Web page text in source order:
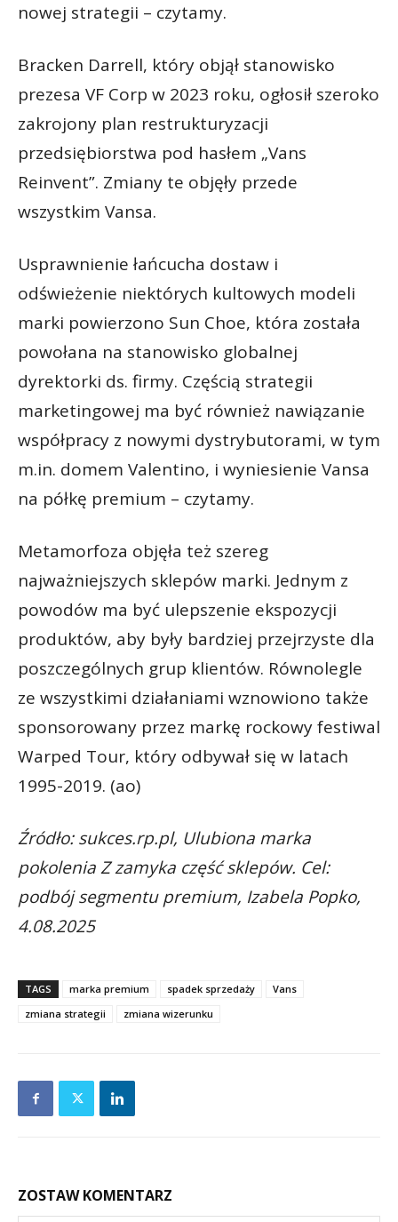
nowej strategii – czytamy.
Bracken Darrell, który objął stanowisko
prezesa VF Corp w 2023 roku, ogłosił szeroko
zakrojony plan restrukturyzacji
przedsiębiorstwa pod hasłem „Vans
Reinvent”. Zmiany te objęły przede
wszystkim Vansa.
Usprawnienie łańcucha dostaw i
odświeżenie niektórych kultowych modeli
marki powierzono Sun Choe, która została
powołana na stanowisko globalnej
dyrektorki ds. firmy. Częścią strategii
marketingowej ma być również nawiązanie
współpracy z nowymi dystrybutorami, w tym
m.in. domem Valentino, i wyniesienie Vansa
na półkę premium – czytamy.
Metamorfoza objęła też szereg
najważniejszych sklepów marki. Jednym z
powodów ma być ulepszenie ekspozycji
produktów, aby były bardziej przejrzyste dla
poszczególnych grup klientów. Równolegle
ze wszystkimi działaniami wznowiono także
sponsorowany przez markę rockowy festiwal
Warped Tour, który odbywał się w latach
1995-2019. (ao)
Źródło: sukces.rp.pl, Ulubiona marka
pokolenia Z zamyka część sklepów. Cel:
podbój segmentu premium, Izabela Popko,
4.08.2025
TAGS marka premium spadek sprzedaży
Vans
zmiana strategii
zmiana wizerunku
ZOSTAW KOMENTARZ